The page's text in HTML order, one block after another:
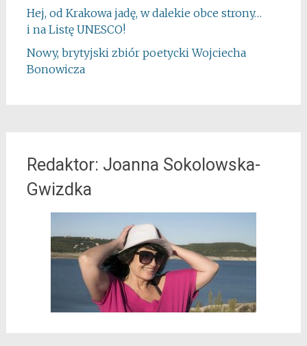
Hej, od Krakowa jadę, w dalekie obce strony…
i na Listę UNESCO!
Nowy, brytyjski zbiór poetycki Wojciecha
Bonowicza
Redaktor: Joanna Sokolowska-
Gwizdka